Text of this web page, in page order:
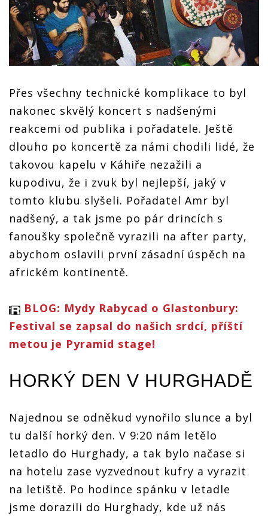
Přes všechny technické komplikace to byl
nakonec skvělý koncert s nadšenými
reakcemi od publika i pořadatele. Ještě
dlouho po koncertě za námi chodili lidé, že
takovou kapelu v Káhiře nezažili a
kupodivu, že i zvuk byl nejlepší, jaký v
tomto klubu slyšeli. Pořadatel Amr byl
nadšený, a tak jsme po pár drincích s
fanoušky společně vyrazili na after party,
abychom oslavili první zásadní úspěch na
africkém kontinentě.
BLOG: Mydy Rabycad o Glastonbury:
Festival se zapsal do našich srdcí, příští
metou je Pyramid stage!
HORKÝ DEN V HURGHADĚ
Najednou se odněkud vynořilo slunce a byl
tu další horký den. V 9:20 nám letělo
letadlo do Hurghady, a tak bylo načase si
na hotelu zase vyzvednout kufry a vyrazit
na letiště. Po hodince spánku v letadle
jsme dorazili do Hurghady, kde už nás